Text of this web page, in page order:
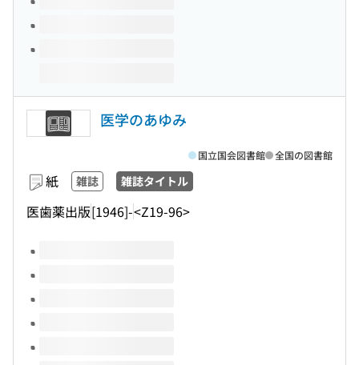
医学のあゆみ
紙 雑誌 雑誌タイトル
医歯薬出版[1946]-<Z19-96>
国立国会図書館 全国の図書館
このタイトルの巻号